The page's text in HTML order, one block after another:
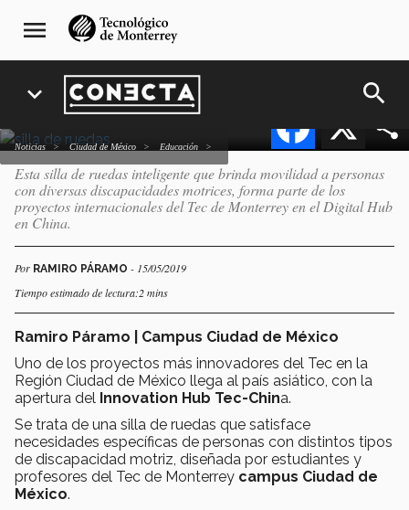
navegación
principal
menu
expand_more search
Noticias Ciudad de México Educación
voz llega al Innovation Hub
Tec-China
Facebook
Esta silla de ruedas inteligente que brinda movilidad a personas
con diversas discapacidades motrices, forma parte de los
proyectos internacionales del Tec de Monterrey en el Digital Hub
en China.
Por RAMIRO PÁRAMO - 15/05/2019
Tiempo estimado de lectura:2 mins
Ramiro Páramo | Campus Ciudad de México
Uno de los proyectos más innovadores del Tec en la
Región Ciudad de México llega al país asiático, con la
apertura del Innovation Hub Tec-China.
Se trata de una silla de ruedas que satisface
necesidades específicas de personas con distintos tipos
de discapacidad motriz, diseñada por estudiantes y
profesores del Tec de Monterrey campus Ciudad de
México.